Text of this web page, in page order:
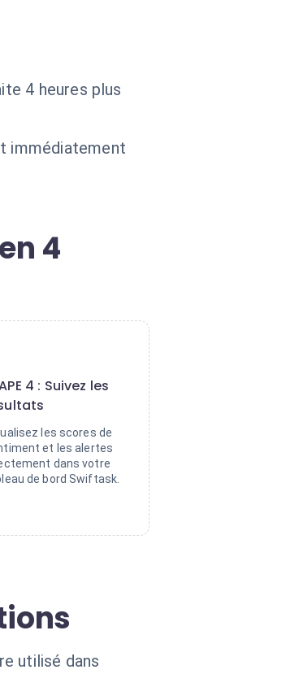
4 heures plus
immédiatement
4
4 : Suivez les
les scores de
et les alertes
dans votre
de bord Swiftask.
utilisé dans